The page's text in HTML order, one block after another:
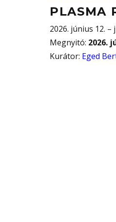
PLASMA
2026. június 12. –
Megnyitó: 2026.
Kurátor: Eged